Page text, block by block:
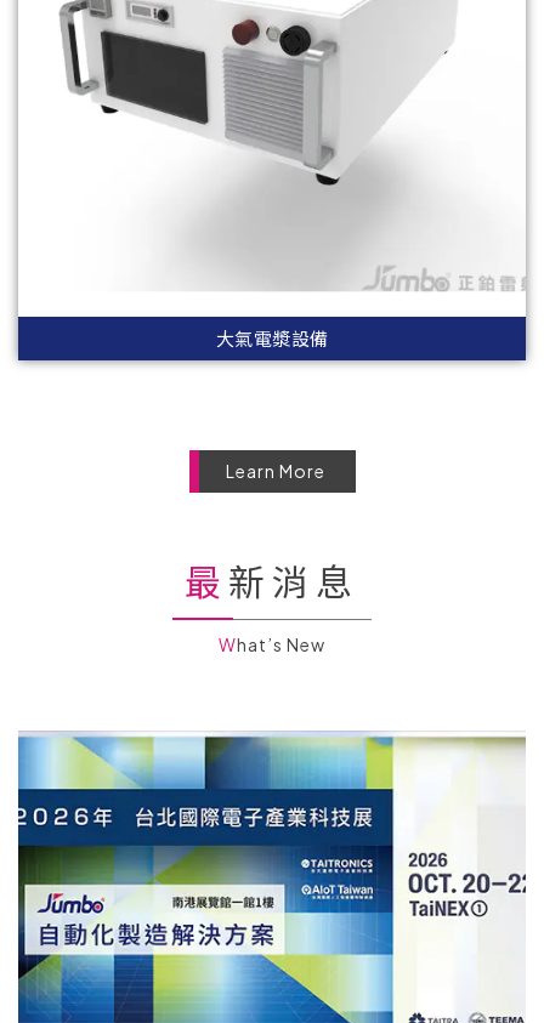
大氣電漿設備
Learn More
最新消息
What’s New